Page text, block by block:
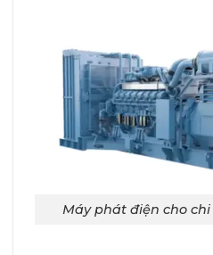
Máy phát điện cho